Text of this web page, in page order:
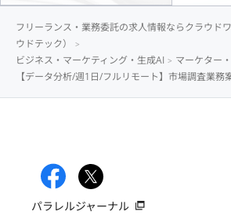
フリーランス・業務委託の求人情報ならクラウド
ウドテック）
ビジネス・マーケティング・生成AI
マーケター
【データ分析/週1日/フルリモート】市場調査業務
パラレルジャーナル